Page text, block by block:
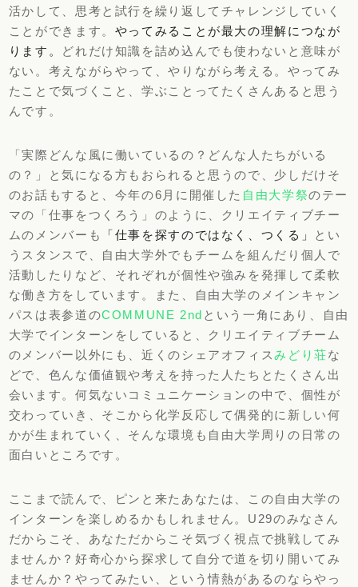
活かして、思考と試行を繰り返してチャレンジしていく
ことができます。 やってみることが最大の理解につなが
ります。 どれだけ知識を詰め込んでも使わないと意味が
ない。考えながらやって、やりながら考える。やってみ
たことで気づくこと、学ぶことってたくさんあると思う
んです。
「実際どんな風に働いているの？どんな人たちがいる
の？」と気になる方もおられると思うので、少しだけそ
のお話もすると、今年の6 月に開催した 自由大学祭のテー
マの「仕事をつくろう」のように、クリエイティブチー
ムのメンバーも
「仕事を探すのではなく、つくる」
とい
うスタンスで、自由大学外でもチームを組んだり個人で
活動したりなど、それぞれが個性や強みを発揮して柔軟
な働き方をしています。また、自由大学のメインキャン
パスは表参道のCOMMUNE 2nd という一角にあり、自由
大学でインターンをしていると、クリエイティブチーム
のメンバー以外にも、近くのシェアオフィスみどり荘な
どで、色んな価値観や考えを持った人たちとたくさん出
会います。何気ないコミュニケーションの中で、個性が
交わっていき、そこから化学反応して偶発的に新しい何
かが生まれていく、そんな環境も自由大学周りの日常の
面白いところです。
ここまで読んで、ピンと来たあなたは、この自由大学の
インターンを楽しめるかもしれません。U29のみなさん
だからこそ、あなただからこそ気づく視点で挑戦してみ
ませんか？好奇心から探求して自分で道を切り開いてみ
ませんか？やってみたい、という情熱があるのならやっ